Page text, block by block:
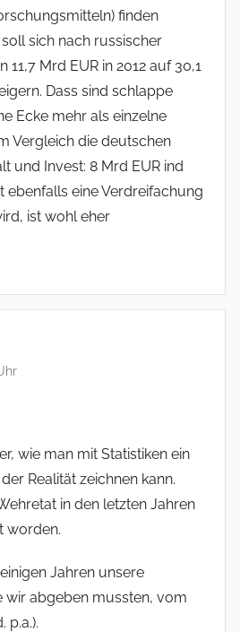
finden
sich nach russischer
Mrd EUR in 2012 auf 30,1
Dass sind schlappe
Ecke mehr als einzelne
Vergleich die deutschen
und Invest: 8 Mrd EUR ind
ebenfalls eine Verdreifachung
ist wohl eher
wie man mit Statistiken ein
Realität zeichnen kann.
in den letzten Jahren
worden.
Jahren unsere
wir abgeben mussten, vom
p.a.).